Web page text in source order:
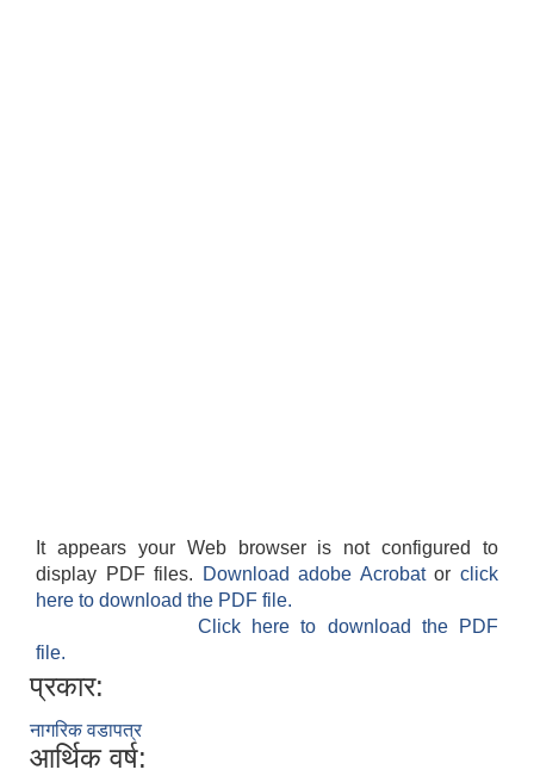
It appears your Web browser is not configured to
display PDF files.
Download adobe Acrobatorclick
here to download the PDF file.
Click here to download the PDF
file.
प्रकार:
नागरिक वडापत्र
आर्थिक वर्ष: